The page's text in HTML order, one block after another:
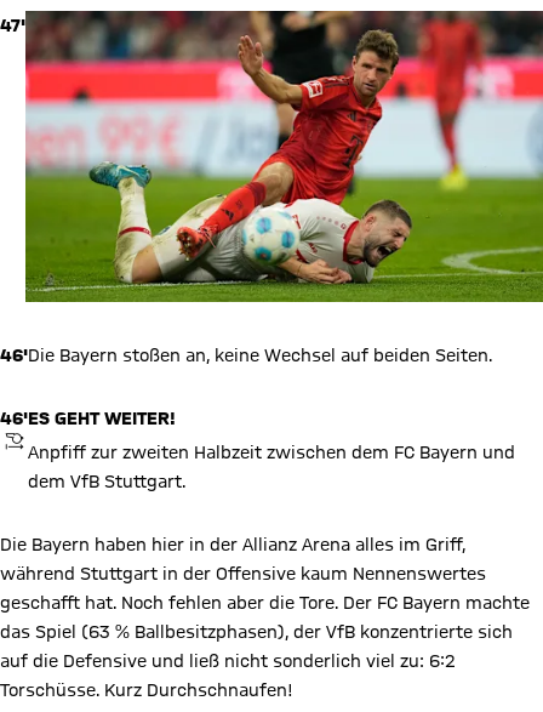
47'
46'Die Bayern stoßen an, keine Wechsel auf beiden Seiten.
46'
ANPFIFF
ES GEHT WEITER!
Anpfiff zur zweiten Halbzeit zwischen dem FC Bayern und
dem VfB Stuttgart.
Die Bayern haben hier in der Allianz Arena alles im Griff,
während Stuttgart in der Offensive kaum Nennenswertes
geschafft hat. Noch fehlen aber die Tore. Der FC Bayern machte
das Spiel (63 % Ballbesitzphasen), der VfB konzentrierte sich
auf die Defensive und ließ nicht sonderlich viel zu: 6:2
Torschüsse. Kurz Durchschnaufen!